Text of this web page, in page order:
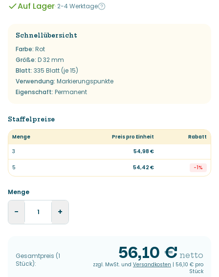
Auf Lager· 2-4 Werktage
Schnellübersicht
Farbe: Rot
Größe: D 32 mm
Blatt: 335 Blatt (je 15)
Verwendung: Markierungspunkte
Eigenschaft: Permanent
Staffelpreise
Menge Preis pro Einheit
Rabatt
3
54,98 €
5 54,42 € -1%
Menge
− +
Gesamtpreis (1
Stück):
56,10 € netto
zzgl. MwSt. und Versandkosten | 56,10 € pro
Stück